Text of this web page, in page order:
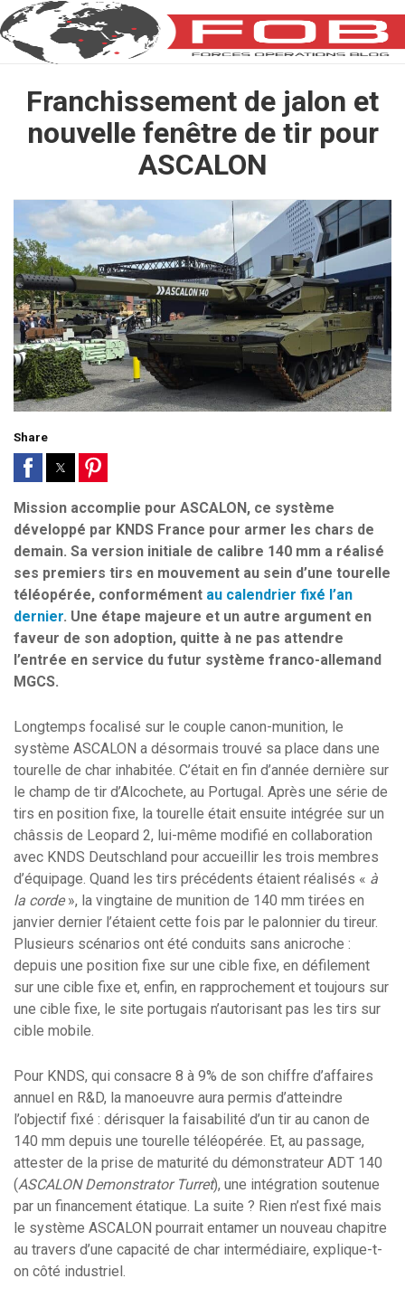
Franchissement de jalon et
nouvelle fenêtre de tir pour
ASCALON
Share
Mission accomplie pour ASCALON, ce système
développé par KNDS France pour armer les chars de
demain. Sa version initiale de calibre 140 mm a réalisé
ses premiers tirs en mouvement au sein d’une tourelle
téléopérée, conformément au calendrier fixé l’an
dernier. Une étape majeure et un autre argument en
faveur de son adoption, quitte à ne pas attendre
l’entrée en service du futur système franco-allemand
MGCS.
Longtemps focalisé sur le couple canon-munition, le
système ASCALON a désormais trouvé sa place dans une
tourelle de char inhabitée. C’était en fin d’année dernière sur
le champ de tir d’Alcochete, au Portugal. Après une série de
tirs en position fixe, la tourelle était ensuite intégrée sur un
châssis de Leopard 2, lui-même modifié en collaboration
avec KNDS Deutschland pour accueillir les trois membres
d’équipage. Quand les tirs précédents étaient réalisés « à
la corde», la vingtaine de munition de 140 mm tirées en
janvier dernier l’étaient cette fois par le palonnier du tireur.
Plusieurs scénarios ont été conduits sans anicroche :
depuis une position fixe sur une cible fixe, en défilement
sur une cible fixe et, enfin, en rapprochement et toujours sur
une cible fixe, le site portugais n’autorisant pas les tirs sur
cible mobile.
Pour KNDS, qui consacre 8 à 9% de son chiffre d’affaires
annuel en R&D, la manoeuvre aura permis d’atteindre
l’objectif fixé : dérisquer la faisabilité d’un tir au canon de
140 mm depuis une tourelle téléopérée. Et, au passage,
attester de la prise de maturité du démonstrateur ADT 140
(ASCALON Demonstrator Turret), une intégration soutenue
par un financement étatique. La suite ? Rien n’est fixé mais
le système ASCALON pourrait entamer un nouveau chapitre
au travers d’une capacité de char intermédiaire, explique-t-
on côté industriel.